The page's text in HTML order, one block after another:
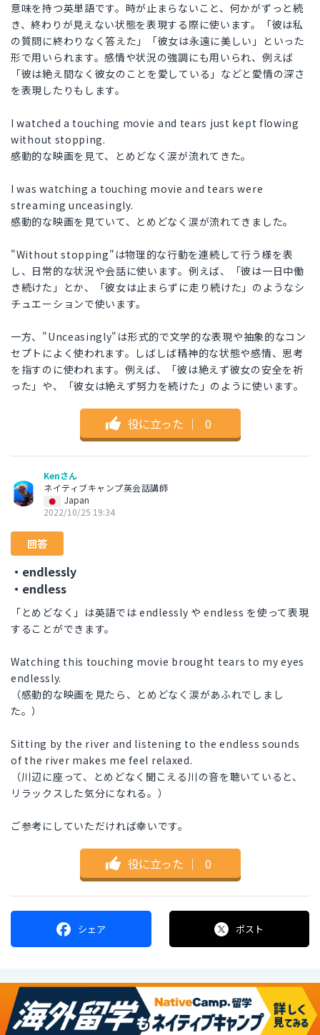
意味を持つ英単語です。時が止まらないこと、何かがずっと続
き、終わりが見えない状態を表現する際に使います。「彼は私
の質問に終わりなく答えた」「彼女は永遠に美しい」といった
形で用いられます。感情や状況の強調にも用いられ、例えば
「彼は絶え間なく彼女のことを愛している」などと愛情の深さ
を表現したりもします。
I watched a touching movie and tears just kept flowing
without stopping.
感動的な映画を見て、とめどなく涙が流れてきた。
I was watching a touching movie and tears were
streaming unceasingly.
感動的な映画を見ていて、とめどなく涙が流れてきました。
"Without stopping"は物理的な行動を連続して行う様を表
し、日常的な状況や会話に使います。例えば、「彼は一日中働
き続けた」とか、「彼女は止まらずに走り続けた」のようなシ
チュエーションで使います。
一方、"Unceasingly"は形式的で文学的な表現や抽象的なコン
セプトによく使われます。しばしば精神的な状態や感情、思考
を指すのに使われます。例えば、「彼は絶えず彼女の安全を祈
った」や、「彼女は絶えず努力を続けた」のように使います。
役に立った ｜ 0
Kenさん
ネイティブキャンプ英会話講師
Japan
2022/10/25 19:34
回答
・endlessly
・endless
「とめどなく」は英語では endlessly や endless を使って表現
することができます。
Watching this touching movie brought tears to my eyes
endlessly.
（感動的な映画を見たら、とめどなく涙があふれでしまし
た。）
Sitting by the river and listening to the endless sounds
of the river makes me feel relaxed.
（川辺に座って、とめどなく聞こえる川の音を聴いていると、
リラックスした気分になれる。）
ご参考にしていただければ幸いです。
役に立った ｜ 0
シェア ポスト